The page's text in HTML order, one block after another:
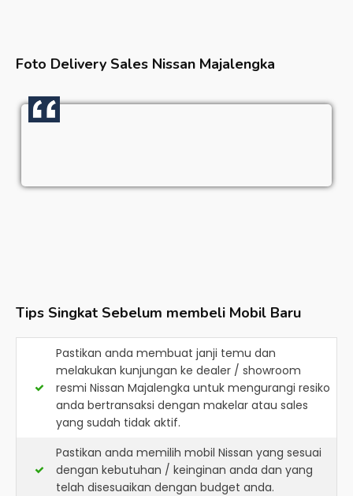
Foto Delivery Sales Nissan Majalengka
Tips Singkat Sebelum membeli Mobil Baru
Pastikan anda membuat janji temu dan
melakukan kunjungan ke dealer / showroom
resmi Nissan Majalengka untuk mengurangi resiko
anda bertransaksi dengan makelar atau sales
yang sudah tidak aktif.
Pastikan anda memilih mobil Nissan yang sesuai
dengan kebutuhan / keinginan anda dan yang
telah disesuaikan dengan budget anda.